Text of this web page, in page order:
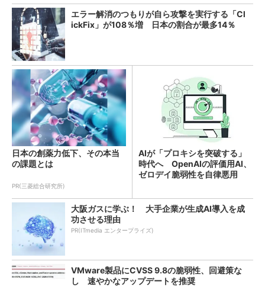
エラー解消のつもりが自ら攻撃を実行する「Cl
ickFix」が108％増 日本の割合が最多14％
日本の創薬力低下、その本当
の課題とは
PR(三菱総合研究所)
AIが「プロキシを突破する」
時代へ OpenAIの評価用AI、
ゼロデイ脆弱性を自律悪用
大阪ガスに学ぶ！ 大手企業が生成AI導入を成
功させる理由
PR(ITmedia エンタープライズ)
VMware製品にCVSS 9.8の脆弱性、回避策な
し 速やかなアップデートを推奨